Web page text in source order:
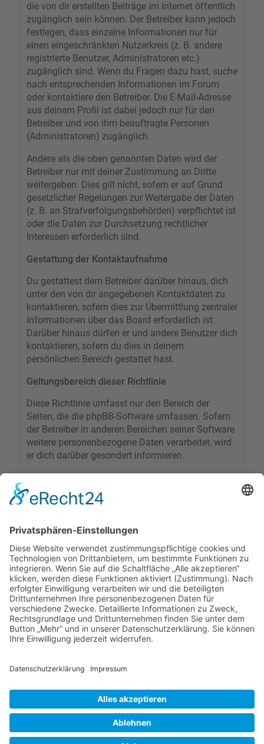
die von dir erstellten Beiträge im Internet öffentlich
zugänglich sein können. Der Betreiber kann jedoch
festlegen, dass einzelne Informationen nur für
einen eingeschränkten Nutzerkreis (z. B. andere
registrierte Benutzer, Administratoren etc.)
zugänglich sind. Wenn du Fragen dazu hast, suche
nach entsprechenden Informationen im Forum
oder kontaktiere den Betreiber. Die E-Mail-Adresse
aus deinem Profil ist dabei jedoch nur für den
Betreiber und von ihm beauftragte Personen
(Administratoren) zugänglich.
Andere als die oben genannten Daten wird der
Betreiber nur mit deiner Zustimmung an Dritte
weitergeben. Dies gilt nicht, sofern er auf Grund
gesetzlicher Regelungen zur Weitergabe der Daten
(z. B. an Strafverfolgungsbehörden) verpflichtet ist
oder die Daten zur Durchsetzung rechtlicher
Interessen erforderlich sind.
Gestattung der Kontaktaufnahme
Du gestattest dem Betreiber darüber hinaus, dich
unter den von dir angegebenen Kontaktdaten zu
kontaktieren, sofern dies zur Übermittlung zentraler
Informationen über das Board erforderlich ist.
Darüber hinaus dürfen er und andere Benutzer dich
kontaktieren, sofern du dies in deinem
persönlichen Bereich gestattet hast.
Geltungsbereich dieser Richtlinie
Diese Richtlinie umfasst nur den Bereich der
Seiten, die die phpBB-Software umfassen. Sofern
der Betreiber in anderen Bereichen seiner Software
weitere personenbezogene Daten verarbeitet, wird
er dich darüber gesondert informieren.
Der Betreiber erteilt dir auf Anfrage Auskunft,
Du kannst jederzeit die Löschung bzw. Sperrung
deiner Daten verlangen. Kontaktiere hierzu bitte
den Betreiber.
Foren-Übersicht Alle Zeiten sindUTC+02:00